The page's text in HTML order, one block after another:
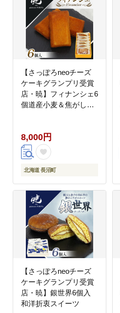
【さっぽろneoチーズ
ケーキグランプリ受賞
店・暁】フィナンシェ6
個道産小麦＆焦がしバ
8,000円
北海道 長沼町
【さっぽろneoチーズ
ケーキグランプリ受賞
店・暁】銀世界6個入
和洋折衷スイーツ